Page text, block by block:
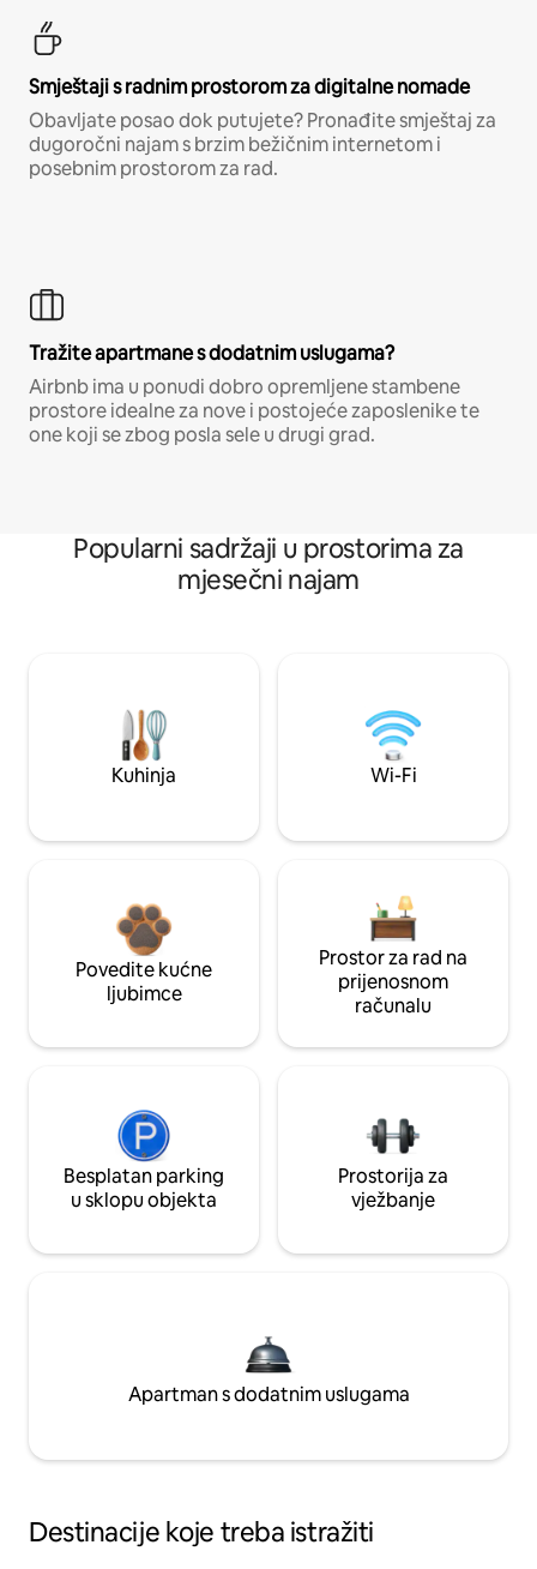
Smještaji s radnim prostorom za digitalne nomade
Obavljate posao dok putujete? Pronađite smještaj za
dugoročni najam s brzim bežičnim internetom i
posebnim prostorom za rad.
Tražite apartmane s dodatnim uslugama?
Airbnb ima u ponudi dobro opremljene stambene
prostore idealne za nove i postojeće zaposlenike te
one koji se zbog posla sele u drugi grad.
Popularni sadržaji u prostorima za
mjesečni najam
Kuhinja Wi-Fi
Povedite kućne
ljubimce
Prostor za rad na
prijenosnom
računalu
Besplatan parking
u sklopu objekta
Prostorija za
vježbanje
Apartman s dodatnim uslugama
Destinacije koje treba istražiti